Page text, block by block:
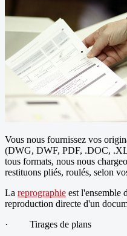
Vous nous fournissez vos
(DWG, DWF, PDF, .DOC,
tous formats, nous nous
restituons pliés, roulés, selon
La reprographie est l'ensemble
reproduction directe d'un
· Tirages de plans